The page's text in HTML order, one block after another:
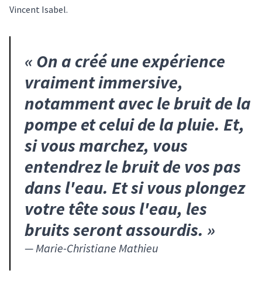
Vincent Isabel.
« On a créé une expérience
vraiment immersive,
notamment avec le bruit de la
pompe et celui de la pluie. Et,
si vous marchez, vous
entendrez le bruit de vos pas
dans l'eau. Et si vous plongez
votre tête sous l'eau, les
bruits seront assourdis. »
—Marie-Christiane Mathieu